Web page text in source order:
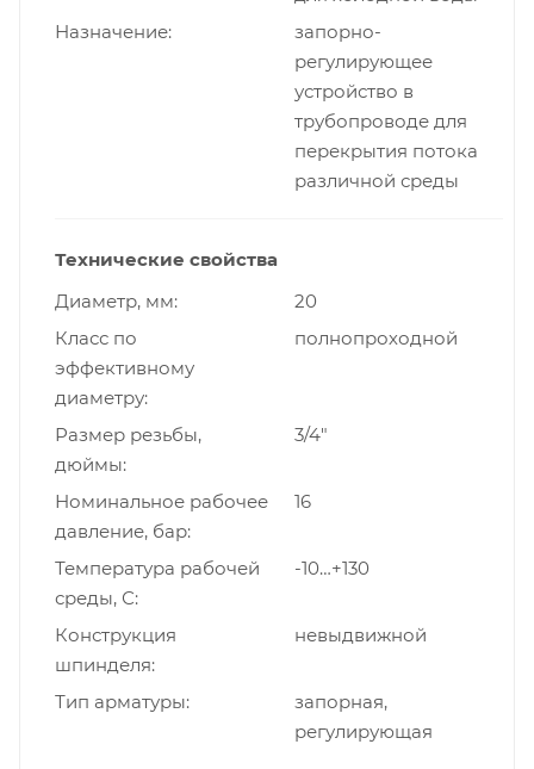
Назначение
запорно-
регулирующее
устройство в
трубопроводе для
перекрытия потока
различной среды
Технические свойства
Диаметр, мм
20
Класс по
эффективному
диаметру
полнопроходной
Размер резьбы,
дюймы
3/4"
Номинальное рабочее
давление, бар
16
Температура рабочей
среды, С
-10…+130
Конструкция
шпинделя
невыдвижной
Тип арматуры
запорная,
регулирующая